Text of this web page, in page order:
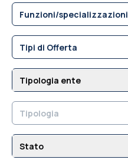
Funzioni/specializzazioni
Tipi di Offerta
Tipologia ente
Tipologia
Stato